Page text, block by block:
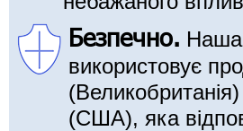
Безпечно. Наша
використовує
(США), яка